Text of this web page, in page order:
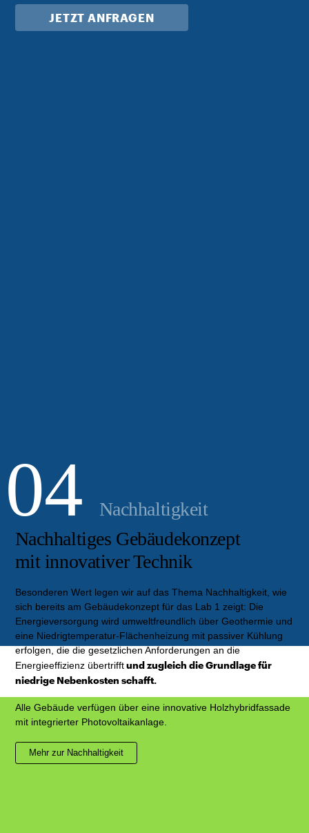
JETZT ANFRAGEN
Nach­haltigkeit
Nachhaltiges Gebäudekonzept
mit innovativer Technik
Besonderen Wert legen wir auf das Thema Nachhaltigkeit, wie
sich bereits am Gebäudekonzept für das Lab 1 zeigt: Die
Energieversorgung wird umweltfreundlich über Geothermie und
eine Niedrigtemperatur-Flächenheizung mit passiver Kühlung
erfolgen, die die gesetzlichen Anforderungen an die
Energieeffizienz übertrifftund zugleich die Grundlage für
niedrige Nebenkosten schafft.
Alle Gebäude verfügen über eine innovative Holzhybridfassade
mit integrierter Photovoltaikanlage.
Mehr zur Nachhaltigkeit